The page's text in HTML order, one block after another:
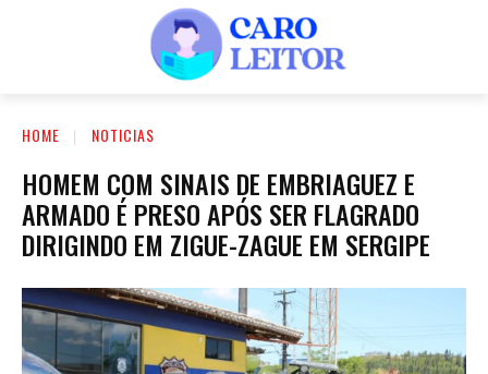
HOME NOTICIAS
HOMEM COM SINAIS DE EMBRIAGUEZ E
ARMADO É PRESO APÓS SER FLAGRADO
DIRIGINDO EM ZIGUE-ZAGUE EM SERGIPE